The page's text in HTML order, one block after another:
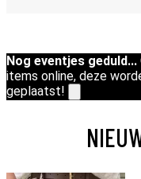
Nog eventjes geduld...
items online, deze
geplaatst!